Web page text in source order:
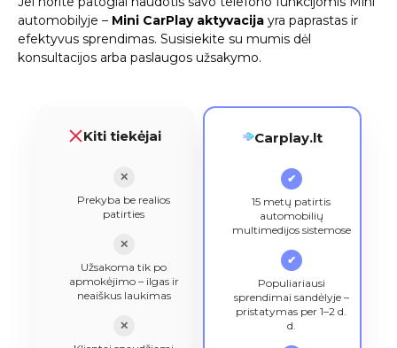
automobilyje – Mini CarPlay aktyvacija yra paprastas ir
efektyvus sprendimas. Susisiekite su mumis dėl
konsultacijos arba paslaugos užsakymo.
Kiti tiekėjai
✕
Prekyba be realios
patirties
✕
Užsakoma tik po
apmokėjimo – ilgas ir
neaiškus laukimas
✕
Carplay.lt
✔
15 metų patirtis
automobilių
multimedijos sistemose
✔
Populiariausi
sprendimai sandėlyje –
pristatymas per 1–2 d.
d.